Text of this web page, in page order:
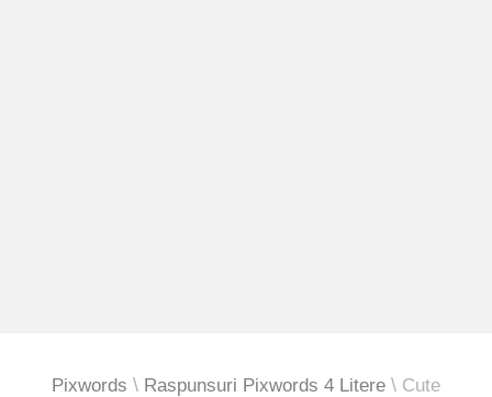
Pixwords Raspunsuri Pixwords 4 Litere Cute